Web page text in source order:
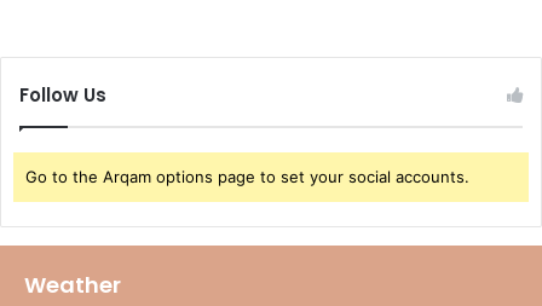
Follow Us
Go to the Arqam options page to set your social accounts.
Weather